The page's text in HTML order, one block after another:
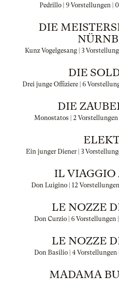
Pedrillo | 9 Vorstellungen |
DIE
Kunz Vogelgesang | 3
DIE
Drei junge Offiziere | 6
DIE
Monostatos | 2 Vorstellungen |
Ein junger Diener | 3
IL VIAGGIO
Don Luigino | 12 Vorstellungen
LE NOZZE
Don Curzio | 6 Vorstellungen |
LE NOZZE
Don Basilio | 4 Vorstellungen |
MADAMA